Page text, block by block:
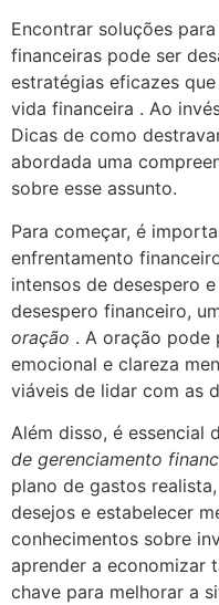
Encontrar soluções
financeiras pode ser
estratégias eficazes
vida financeira . Ao
Dicas de como
abordada uma
sobre esse assunto.
Para começar, é
enfrentamento
intensos de desespero
desespero financeiro,
oração . A oração
emocional e clareza
viáveis ​​de lidar com as
Além disso, é essencial
de gerenciamento
plano de gastos
desejos e estabelecer
conhecimentos sobre
aprender a economizar
chave para melhorar a